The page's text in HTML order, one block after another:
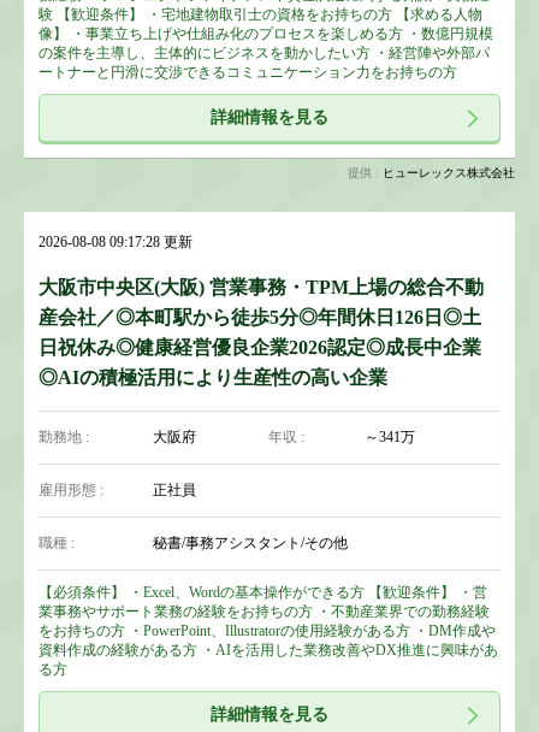
験 【歓迎条件】 ・宅地建物取引士の資格をお持ちの方 【求める人物
像】 ・事業立ち上げや仕組み化のプロセスを楽しめる方 ・数億円規模
の案件を主導し、主体的にビジネスを動かしたい方 ・経営陣や外部パ
ートナーと円滑に交渉できるコミュニケーション力をお持ちの方
詳細情報を見る
提供 : ヒューレックス株式会社
2026-08-08 09:17:28 更新
大阪市中央区(大阪) 営業事務・TPM上場の総合不動
産会社／◎本町駅から徒歩5分◎年間休日126日◎土
日祝休み◎健康経営優良企業2026認定◎成長中企業
◎AIの積極活用により生産性の高い企業
勤務地 : 大阪府 年収 : ～341万
雇用形態 : 正社員
職種 : 秘書/事務アシスタント/その他
【必須条件】 ・Excel、Wordの基本操作ができる方 【歓迎条件】 ・営
業事務やサポート業務の経験をお持ちの方 ・不動産業界での勤務経験
をお持ちの方 ・PowerPoint、Illustratorの使用経験がある方 ・DM作成や
資料作成の経験がある方 ・AIを活用した業務改善やDX推進に興味があ
る方
詳細情報を見る